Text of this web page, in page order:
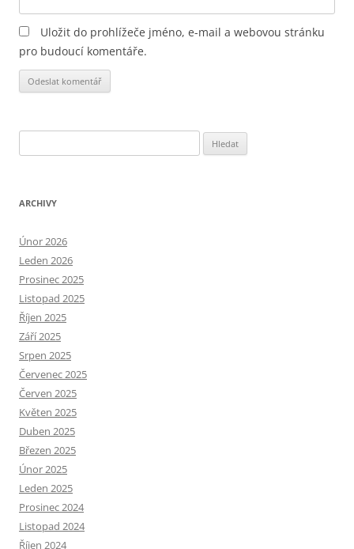
Uložit do prohlížeče jméno, e-mail a webovou stránku
pro budoucí komentáře.
ARCHIVY
Únor 2026
Leden 2026
Prosinec 2025
Listopad 2025
Říjen 2025
Září 2025
Srpen 2025
Červenec 2025
Červen 2025
Květen 2025
Duben 2025
Březen 2025
Únor 2025
Leden 2025
Prosinec 2024
Listopad 2024
Říjen 2024